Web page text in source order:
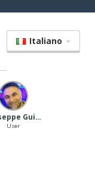
Italiano
Giuseppe Guida
User